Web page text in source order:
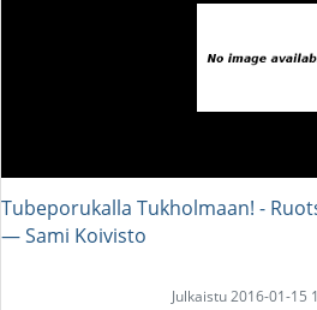
Tubeporukalla Tukholmaan! -
― Sami Koivisto
Julkaistu 2016-01-15